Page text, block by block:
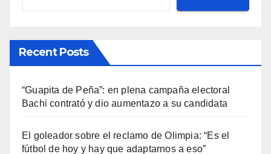
Recent Posts
“Guapita de Peña”: en plena campaña electoral
Bachi contrató y dio aumentazo a su candidata
El goleador sobre el reclamo de Olimpia: “Es el
fútbol de hoy y hay que adaptarnos a eso”